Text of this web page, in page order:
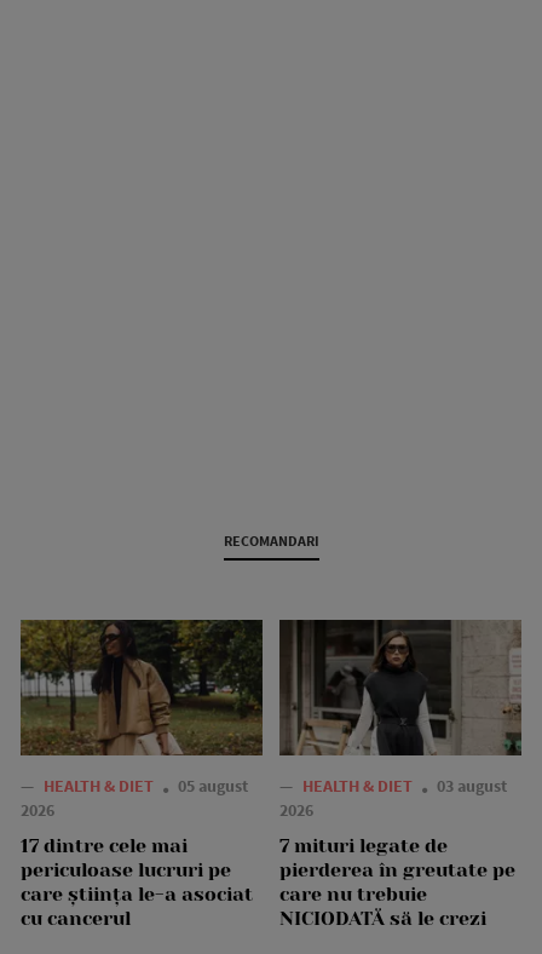
RECOMANDARI
— HEALTH & DIET
05 august
2026
17 dintre cele mai
periculoase lucruri pe
care știința le-a asociat
cu cancerul
— HEALTH & DIET
03 august
2026
7 mituri legate de
pierderea în greutate pe
care nu trebuie
NICIODATĂ să le crezi